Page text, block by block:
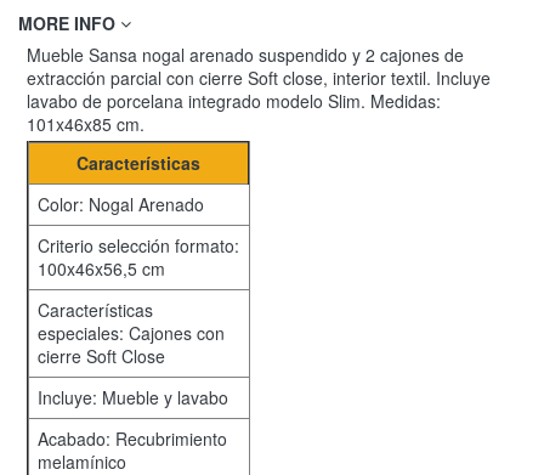
MORE INFO
Mueble Sansa nogal arenado suspendido y 2 cajones de
extracción parcial con cierre Soft close, interior textil. Incluye
lavabo de porcelana integrado modelo Slim. Medidas:
101x46x85 cm.
Características
Color: Nogal Arenado
Criterio selección formato:
100x46x56,5 cm
Características
especiales: Cajones con
cierre Soft Close
Incluye: Mueble y lavabo
Acabado: Recubrimiento
melamínico